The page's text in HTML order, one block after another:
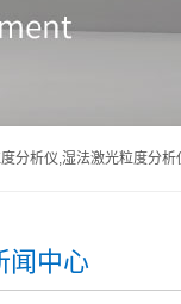
分析仪,湿法激光粒度分析
闻中心